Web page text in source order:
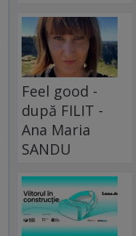
Feel good -
după FILIT -
Ana Maria
SANDU